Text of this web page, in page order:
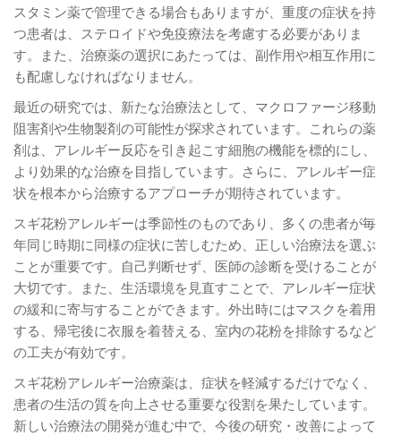
スタミン薬で管理できる場合もありますが、重度の症状を持
つ患者は、ステロイドや免疫療法を考慮する必要がありま
す。また、治療薬の選択にあたっては、副作用や相互作用に
も配慮しなければなりません。
最近の研究では、新たな治療法として、マクロファージ移動
阻害剤や生物製剤の可能性が探求されています。これらの薬
剤は、アレルギー反応を引き起こす細胞の機能を標的にし、
より効果的な治療を目指しています。さらに、アレルギー症
状を根本から治療するアプローチが期待されています。
スギ花粉アレルギーは季節性のものであり、多くの患者が毎
年同じ時期に同様の症状に苦しむため、正しい治療法を選ぶ
ことが重要です。自己判断せず、医師の診断を受けることが
大切です。また、生活環境を見直すことで、アレルギー症状
の緩和に寄与することができます。外出時にはマスクを着用
する、帰宅後に衣服を着替える、室内の花粉を排除するなど
の工夫が有効です。
スギ花粉アレルギー治療薬は、症状を軽減するだけでなく、
患者の生活の質を向上させる重要な役割を果たしています。
新しい治療法の開発が進む中で、今後の研究・改善によって